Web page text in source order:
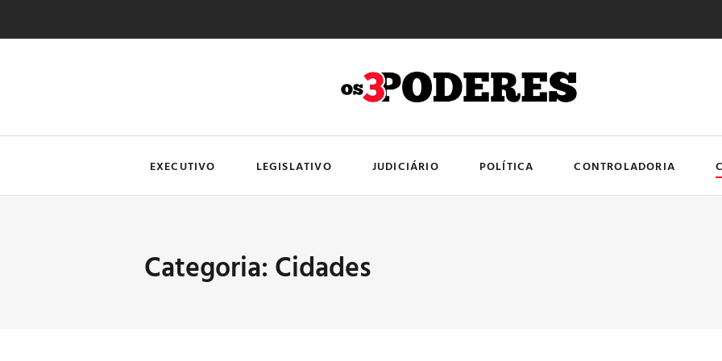
EXECUTIVO LEGISLATIVO JUDICIÁRIO POLÍTICA CONTROLADORIA
Categoria: Cidades